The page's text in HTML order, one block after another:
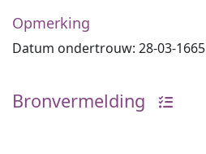
Opmerking
Datum ondertrouw: 28-03-1665
Bronvermelding